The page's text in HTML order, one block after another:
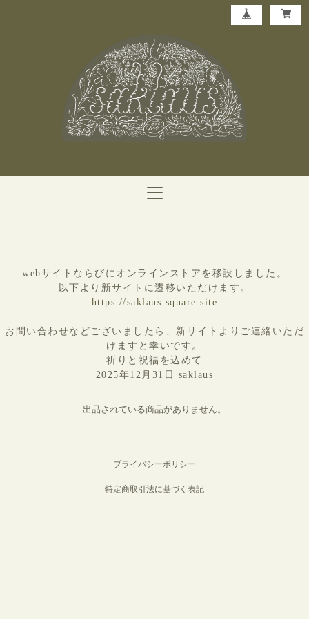
webサイトならびにオンラインストアを移設しました。
以下より新サイトに遷移いただけます。
https://saklaus.square.site
お問い合わせなどございましたら、新サイトよりご連絡いただ
けますと幸いです。
祈りと祝福を込めて
2025年12月31日 saklaus
出品されている商品がありません。
プライバシーポリシー
特定商取引法に基づく表記